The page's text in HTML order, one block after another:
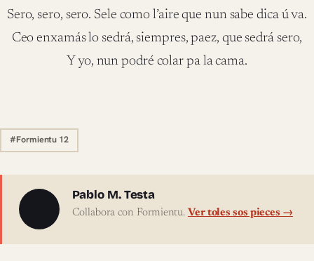
Sero, sero, sero. Sele como l’aire que nun sabe dica ú va.
Ceo enxamás lo sedrá, siempres, paez, que sedrá sero,
Y yo, nun podré colar pa la cama.
#Formientu 12
Sobre l'autor
Pablo M. Testa
Collabora con Formientu. Ver toles sos pieces →